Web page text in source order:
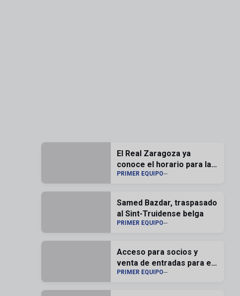
El Real Zaragoza ya
conoce el horario para la
segunda jornada de liga
PRIMER EQUIPO
Samed Bazdar, traspasado
al Sint-Truidense belga
PRIMER EQUIPO
Acceso para socios y
venta de entradas para el
Memorial Carlos Lapetra
PRIMER EQUIPO